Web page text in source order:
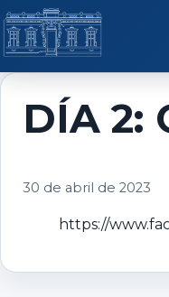
Saltar al contenido
DÍA 2:
30 de abril de 2023
https://